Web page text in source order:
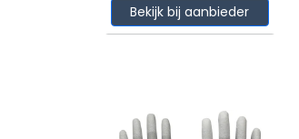
Bekijk bij aanbieder